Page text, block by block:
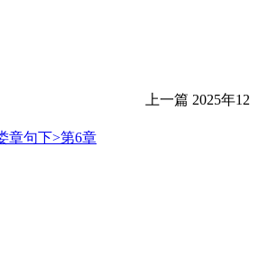
上一篇 2025年12
章句下>第6章